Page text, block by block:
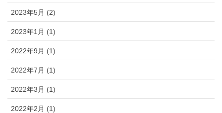
2023年5月 (2)
2023年1月 (1)
2022年9月 (1)
2022年7月 (1)
2022年3月 (1)
2022年2月 (1)